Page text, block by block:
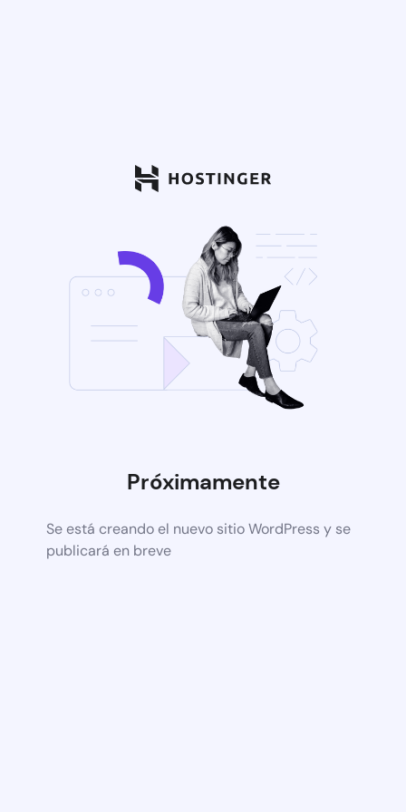
Próximamente
Se está creando el nuevo sitio WordPress y se
publicará en breve